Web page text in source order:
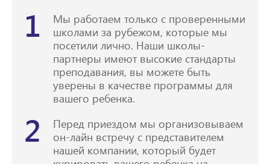
1
Мы работаем только с проверенными
школами за рубежом, которые мы
посетили лично. Наши школы-
партнеры имеют высокие стандарты
преподавания, вы можете быть
уверены в качестве программы для
вашего ребенка.
2
Перед приездом мы организовываем
он-лайн встречу с представителем
нашей компании, который будет